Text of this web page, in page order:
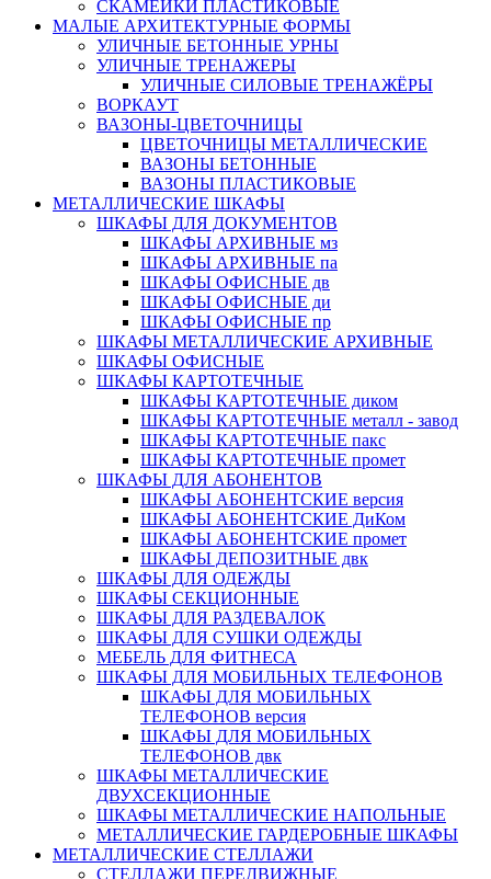
СКАМЕЙКИ ПЛАСТИКОВЫЕ
МАЛЫЕ АРХИТЕКТУРНЫЕ ФОРМЫ
УЛИЧНЫЕ БЕТОННЫЕ УРНЫ
УЛИЧНЫЕ ТРЕНАЖЕРЫ
УЛИЧНЫЕ СИЛОВЫЕ ТРЕНАЖЁРЫ
ВОРКАУТ
ВАЗОНЫ-ЦВЕТОЧНИЦЫ
ЦВЕТОЧНИЦЫ МЕТАЛЛИЧЕСКИЕ
ВАЗОНЫ БЕТОННЫЕ
ВАЗОНЫ ПЛАСТИКОВЫЕ
МЕТАЛЛИЧЕСКИЕ ШКАФЫ
ШКАФЫ ДЛЯ ДОКУМЕНТОВ
ШКАФЫ АРХИВНЫЕ мз
ШКАФЫ АРХИВНЫЕ па
ШКАФЫ ОФИСНЫЕ дв
ШКАФЫ ОФИСНЫЕ ди
ШКАФЫ ОФИСНЫЕ пр
ШКАФЫ МЕТАЛЛИЧЕСКИЕ АРХИВНЫЕ
ШКАФЫ ОФИСНЫЕ
ШКАФЫ КАРТОТЕЧНЫЕ
ШКАФЫ КАРТОТЕЧНЫЕ диком
ШКАФЫ КАРТОТЕЧНЫЕ металл - завод
ШКАФЫ КАРТОТЕЧНЫЕ пакс
ШКАФЫ КАРТОТЕЧНЫЕ промет
ШКАФЫ ДЛЯ АБОНЕНТОВ
ШКАФЫ АБОНЕНТСКИЕ версия
ШКАФЫ АБОНЕНТСКИЕ ДиКом
ШКАФЫ АБОНЕНТСКИЕ промет
ШКАФЫ ДЕПОЗИТНЫЕ двк
ШКАФЫ ДЛЯ ОДЕЖДЫ
ШКАФЫ СЕКЦИОННЫЕ
ШКАФЫ ДЛЯ РАЗДЕВАЛОК
ШКАФЫ ДЛЯ СУШКИ ОДЕЖДЫ
МЕБЕЛЬ ДЛЯ ФИТНЕСА
ШКАФЫ ДЛЯ МОБИЛЬНЫХ ТЕЛЕФОНОВ
ШКАФЫ ДЛЯ МОБИЛЬНЫХ
ТЕЛЕФОНОВ версия
ШКАФЫ ДЛЯ МОБИЛЬНЫХ
ТЕЛЕФОНОВ двк
ШКАФЫ МЕТАЛЛИЧЕСКИЕ
ДВУХСЕКЦИОННЫЕ
ШКАФЫ МЕТАЛЛИЧЕСКИЕ НАПОЛЬНЫЕ
МЕТАЛЛИЧЕСКИЕ ГАРДЕРОБНЫЕ ШКАФЫ
МЕТАЛЛИЧЕСКИЕ СТЕЛЛАЖИ
СТЕЛЛАЖИ ПЕРЕДВИЖНЫЕ